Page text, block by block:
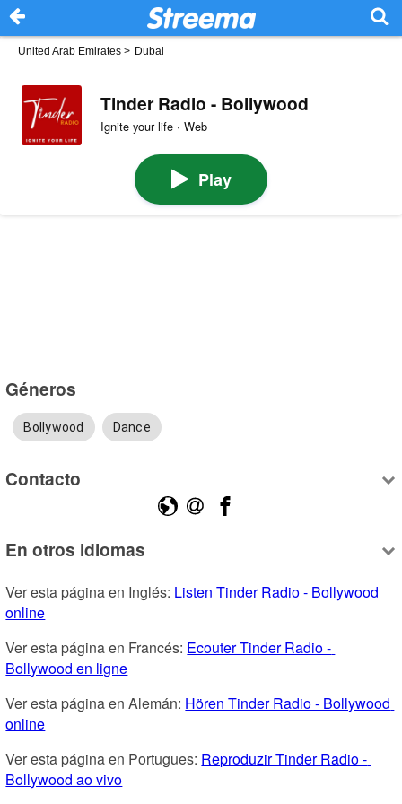
United Arab Emirates > Dubai
Tinder Radio - Bollywood
Ignite your life · Web
Play
Géneros
Bollywood Dance
Contacto
En otros idiomas
Ver esta página en Inglés: Listen Tinder Radio - Bollywood
online
Ver esta página en Francés: Ecouter Tinder Radio -
Bollywood en ligne
Ver esta página en Alemán: Hören Tinder Radio - Bollywood
online
Ver esta página en Portugues: Reproduzir Tinder Radio -
Bollywood ao vivo